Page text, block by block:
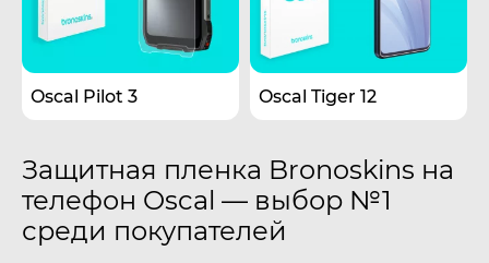
Oscal Pilot 3 Oscal Tiger 12
Защитная пленка Bronoskins на
телефон Oscal — выбор №1
среди покупателей